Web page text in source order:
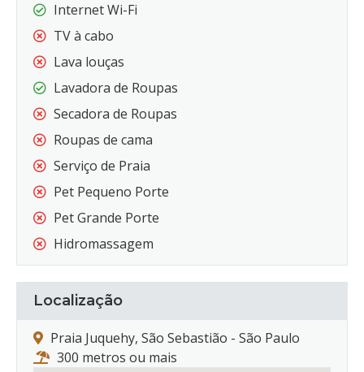
Internet Wi-Fi
TV à cabo
Lava louças
Lavadora de Roupas
Secadora de Roupas
Roupas de cama
Serviço de Praia
Pet Pequeno Porte
Pet Grande Porte
Hidromassagem
Localização
Praia Juquehy, São Sebastião - São Paulo
300 metros ou mais